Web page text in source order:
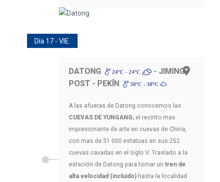
Día 17 - VIE.
DATONG 24ºC - 24ºC
- JIMING
POST - PEKÍN
30ºC - 30ºC
A las afueras de Datong conocemos las
CUEVAS DE YUNGANG, el recinto mas
impresionante de arte en cuevas de China,
con mas de 51 000 estatuas en sus 252
cuevas cavadas en el siglo V. Traslado a la
estación de Datong para tomar un tren de
alta velocidad (incluido) hasta la localidad